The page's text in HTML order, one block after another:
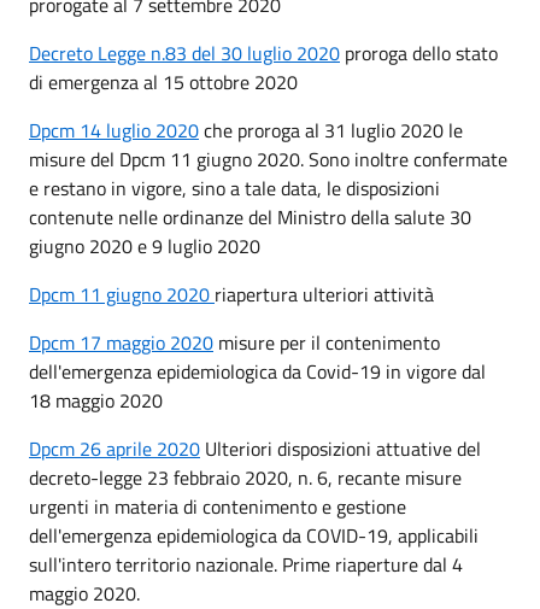
Decreto Legge n.83 del 30 luglio 2020 proroga dello stato
di emergenza al 15 ottobre 2020
Dpcm 14 luglio 2020che proroga al 31 luglio 2020 le
misure del Dpcm 11 giugno 2020. Sono inoltre confermate
e restano in vigore, sino a tale data, le disposizioni
contenute nelle ordinanze del Ministro della salute 30
giugno 2020 e 9 luglio 2020
Dpcm 11 giugno 2020 riapertura ulteriori attività
Dpcm 17 maggio 2020 misure per il contenimento
dell'emergenza epidemiologica da Covid-19 in vigore dal
18 maggio 2020
Dpcm 26 aprile 2020 Ulteriori disposizioni attuative del
decreto-legge 23 febbraio 2020, n. 6, recante misure
urgenti in materia di contenimento e gestione
dell'emergenza epidemiologica da COVID-19, applicabili
sull'intero territorio nazionale. Prime riaperture dal 4
maggio 2020.